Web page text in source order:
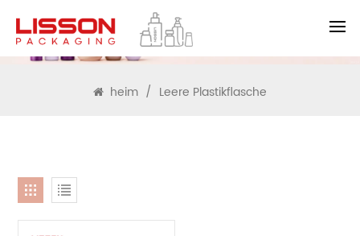
SUCHEN
heim / Leere Plastikflasche